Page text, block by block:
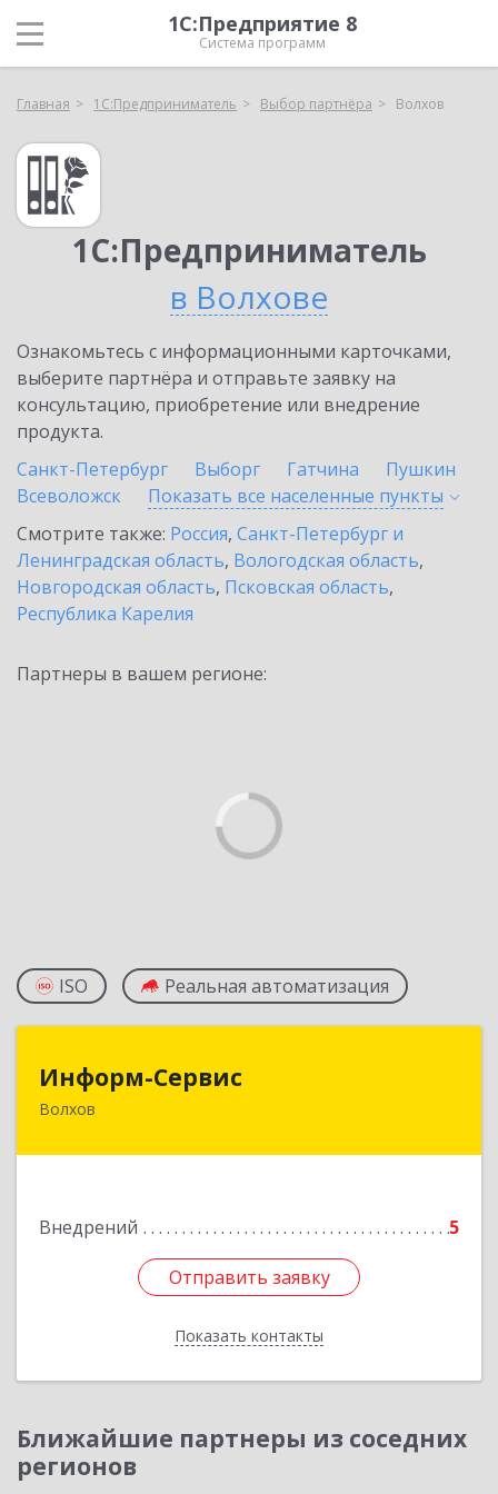
1С:Предприятие 8
Система программ
Главная 1С:Предприниматель Выбор партнёра Волхов
1С:Предприниматель
в Волхове
Ознакомьтесь с информационными карточками,
выберите партнёра и отправьте заявку на
консультацию, приобретение или внедрение
продукта.
Санкт-Петербург
Выборг Гатчина
Пушкин
Всеволожск
Показать все населенные пункты
Смотрите также: Россия, Санкт-Петербург и
Ленинградская область, Вологодская область,
Новгородская область, Псковская область,
Республика Карелия
Партнеры в вашем регионе:
ISO Реальная автоматизация
Информ-Сервис
Волхов
Внедрений 5
Отправить заявку
Показать контакты
Отправить заявку
Назад
Ближайшие партнеры из соседних
регионов